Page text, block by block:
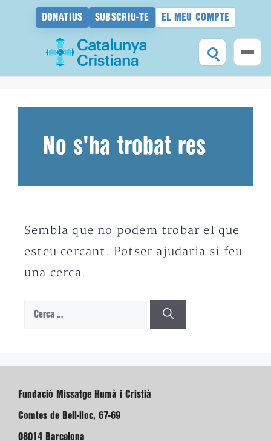
DONATIUS SUBSCRIU-TE EL MEU COMPTE
No s'ha trobat res
Sembla que no podem trobar el que
esteu cercant. Potser ajudaria si feu
una cerca.
Cerca:
Fundació Missatge Humà i Cristià
Comtes de Bell-lloc, 67-69
08014 Barcelona